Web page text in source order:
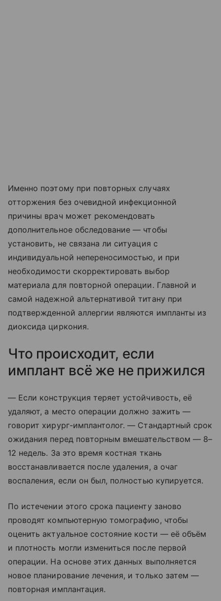
Именно поэтому при повторных случаях
отторжения без очевидной инфекционной
причины врач может рекомендовать
дополнительное обследование — чтобы
установить, не связана ли ситуация с
индивидуальной непереносимостью, и при
необходимости скорректировать выбор
материала для повторной операции. Главной и
самой надежной альтернативой титану при
подтвержденной аллергии являются импланты из
диоксида циркония.
Что происходит, если
имплант всё же не прижился
— Если конструкция теряет устойчивость, её
удаляют, а место операции должно зажить —
говорит хирург-имплантолог. — Стандартный срок
ожидания перед повторным вмешательством — 8–
12 недель. За это время костная ткань
восстанавливается после удаления, а очаг
воспаления, если он был, полностью купируется.
По истечении этого срока пациенту заново
проводят компьютерную томографию, чтобы
оценить актуальное состояние кости — её объём
и плотность могли измениться после первой
операции. На основе этих данных выполняется
новое планирование лечения, и только затем —
повторная имплантация.